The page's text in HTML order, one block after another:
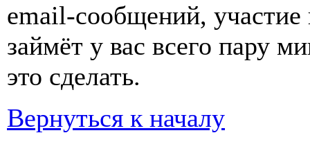
email-сообщений, участие
займёт у вас всего пару
это сделать.
Вернуться к началу